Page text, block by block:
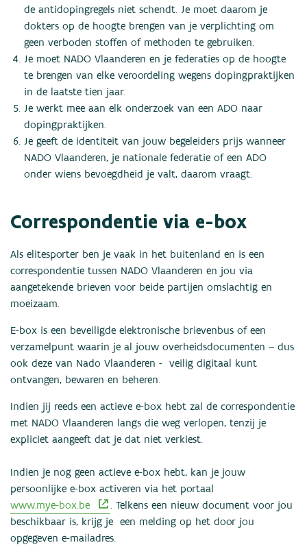
de antidopingregels niet schendt. Je moet daarom je
dokters op de hoogte brengen van je verplichting om
geen verboden stoffen of methoden te gebruiken.
Je moet NADO Vlaanderen en je federaties op de hoogte
te brengen van elke veroordeling wegens dopingpraktijken
in de laatste tien jaar.
Je werkt mee aan elk onderzoek van een ADO naar
dopingpraktijken.
Je geeft de identiteit van jouw begeleiders prijs wanneer
NADO Vlaanderen, je nationale federatie of een ADO
onder wiens bevoegdheid je valt, daarom vraagt.
Correspondentie via e-box
Als elitesporter ben je vaak in het buitenland en is een
correspondentie tussen NADO Vlaanderen en jou via
aangetekende brieven voor beide partijen omslachtig en
moeizaam.
E-box is een beveiligde elektronische brievenbus of een
verzamelpunt waarin je al jouw overheidsdocumenten – dus
ook deze van Nado Vlaanderen - veilig digitaal kunt
ontvangen, bewaren en beheren.
Indien jij reeds een actieve e-box hebt zal de correspondentie
met NADO Vlaanderen langs die weg verlopen, tenzij je
expliciet aangeeft dat je dat niet verkiest.
Indien je nog geen actieve e-box hebt, kan je jouw
persoonlijke e-box activeren via het portaal
www.mye-box.be
. Telkens een nieuw document voor jou
beschikbaar is, krijg je een melding op het door jou
opgegeven e-mailadres.